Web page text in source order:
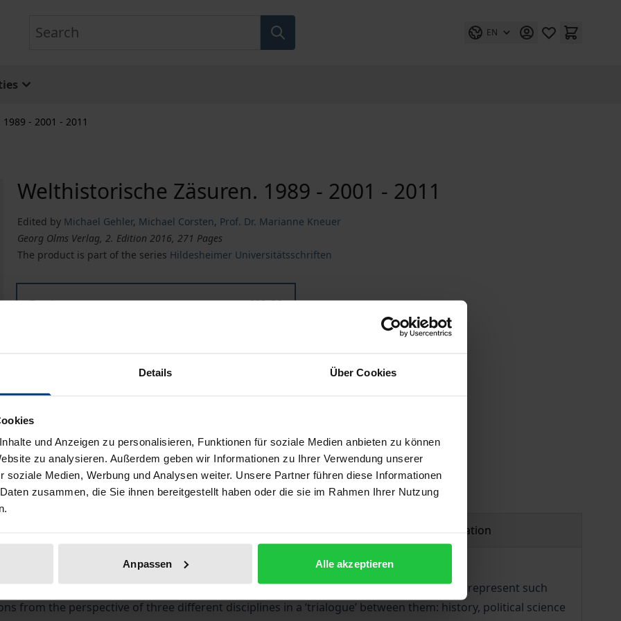
Details Über Cookies
und Anzeigen zu personalisieren, Funktionen für soziale Medien anbieten zu können
zu analysieren. Außerdem geben wir Informationen zu Ihrer Verwendung unserer
soziale Medien, Werbung und Analysen weiter. Unsere Partner führen diese Informationen
zusammen, die Sie ihnen bereitgestellt haben oder die sie im Rahmen Ihrer Nutzung
Anpassen Alle akzeptieren
EN
- 2001 - 2011
Welthistorische Zäsuren. 1989 - 2001 - 2011
Edited by Michael Gehler, Michael Corsten, Prof. Dr. Marianne Kneuer
Georg Olms Verlag, 2. Edition 2016, 271 Pages
The product is part of the series Hildesheimer Universitätsschriften
Book
€29.80
Prices include VAT. Depending on the delivery address, VAT may vary at checkout.
Add to Cart Add to Wish List
Delivery cost notice
Product safety information
history, global politics and global society? And do the years 1989, 2001 and 2011 represent such
from the perspective of three different disciplines in a ‘trialogue’ between them: history, political science